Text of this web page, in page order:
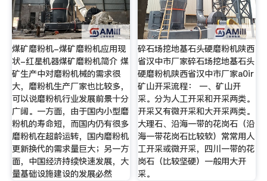
煤矿磨粉机-煤矿磨粉机应用现
状-红星机器煤矿磨粉机简介 煤
矿生产中对磨粉机械的需求很
大，磨粉机生产厂家也比较多，
可以说磨粉机行业发展前景十分
广阔。一方面，由于国内小型磨
粉机的寿命短，而国内仍有很多
磨粉机在超龄运转，国内磨粉机
更新换代的需求量巨大；另一方
面，中国经济持续快速发展，大
量基础设施建设的发展必然
碎石场挖地基石头硬磨粉机陕西
省汉中市厂家碎石场挖地基石头
硬磨粉机陕西省汉中市厂家a0ir
矿山开采流程： 一、矿山开
采。分为人工开采和开采两类。
开采又有微开采和大开采两类。
大理石、沿海一带的花岗石（沿
海一带花岗石比较软）常常用人
工开采或微开采，四川一带的花
岗石（比较坚硬）一般用大开
采。